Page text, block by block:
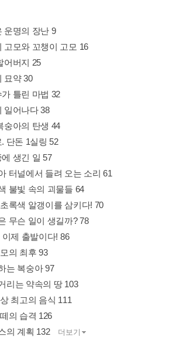
운명의 장난 9
고모와 꼬챙이 고모 16
어버지 25
묘약 30
틀린 마법 32
일어나다 38
숭아의 탄생 44
단돈 1실링 52
생긴 일 57
터널에서 들려 오는 소리 61
불빛 속의 괴물들 64
록색 알갱이를 삼키다! 70
무슨 일이 생길까? 78
이제 출발이다! 86
의 최후 93
는 복숭아 97
리는 약속의 땅 103
최고의 음식 111
의 습격 126
의 계획 132
더보기